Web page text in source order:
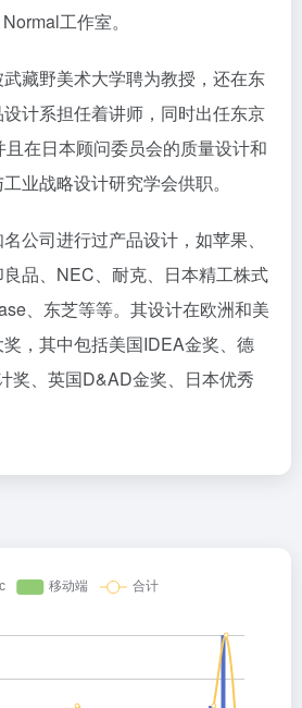
工作室。
藏野美术大学聘为教授，还在东
计系担任着讲师，同时出任东京
在日本顾问委员会的质量设计和
业战略设计研究学会供职。
公司进行过产品设计，如苹果、
品、NEC、耐克、日本精工株式
、东芝等等。其设计在欧洲和美
，其中包括美国IDEA金奖、德
奖、英国D&AD金奖、日本优秀